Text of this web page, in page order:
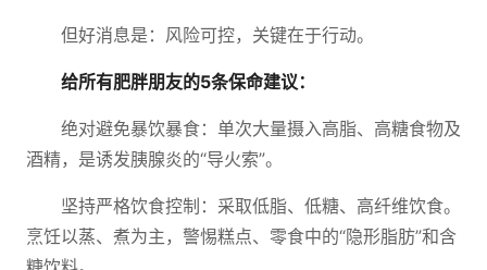
但好消息是：风险可控，关键在于行动。
给所有肥胖朋友的5条保命建议：
绝对避免暴饮暴食：单次大量摄入高脂、高糖食物及
酒精，是诱发胰腺炎的“导火索”。
坚持严格饮食控制：采取低脂、低糖、高纤维饮食。
烹饪以蒸、煮为主，警惕糕点、零食中的“隐形脂肪”和含